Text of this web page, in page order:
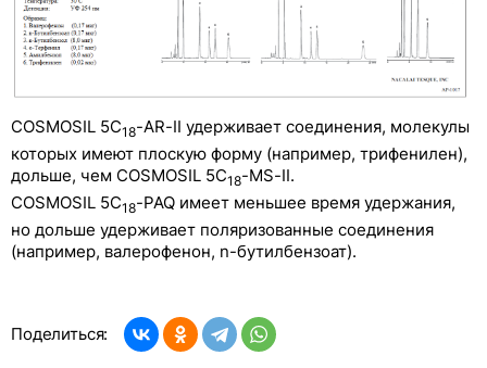
COSMOSIL 5C18-AR-II удерживает соединения, молекулы
которых имеют плоскую форму (например, трифенилен),
дольше, чем COSMOSIL 5C18-MS-II.
COSMOSIL 5C18-PAQ имеет меньшее время удержания,
но дольше удерживает поляризованные соединения
(например, валерофенон, n-бутилбензоат).
Поделиться: